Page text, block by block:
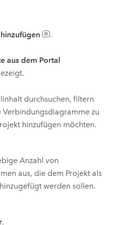
.
aus dem Portal
durchsuchen, filtern
zu
hinzufügen möchten.
Anzahl von
aus, die dem Projekt als
werden sollen.
.